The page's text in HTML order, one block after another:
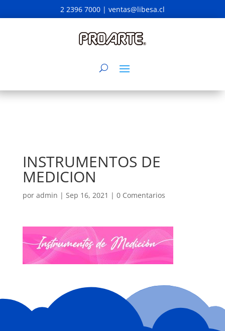
2 2396 7000 | ventas@libesa.cl
INSTRUMENTOS DE
MEDICION
por admin | Sep 16, 2021 | 0 Comentarios